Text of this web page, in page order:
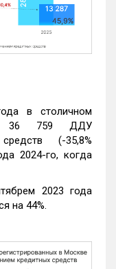
в столичном
36 759 ДДУ
(-35,8%
2024-го, когда
2023 года
на 44%.